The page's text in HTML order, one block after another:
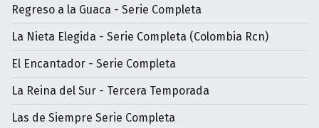
Regreso a la Guaca - Serie Completa
La Nieta Elegida - Serie Completa (Colombia Rcn)
El Encantador - Serie Completa
La Reina del Sur - Tercera Temporada
Las de Siempre Serie Completa